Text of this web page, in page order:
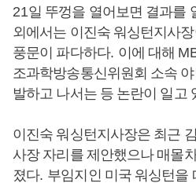
21일 뚜껑을 열어보면 결과를
외에서는 이진숙 워싱턴지사
풍문이 파다하다. 이에 대해
조과학방송통신위원회 소속
발하고 나서는 등 논란이 일고
이진숙 워싱턴지사장은 최근
사장 자리를 제안했으나 매몰
졌다. 부임지인 미국 워싱턴을